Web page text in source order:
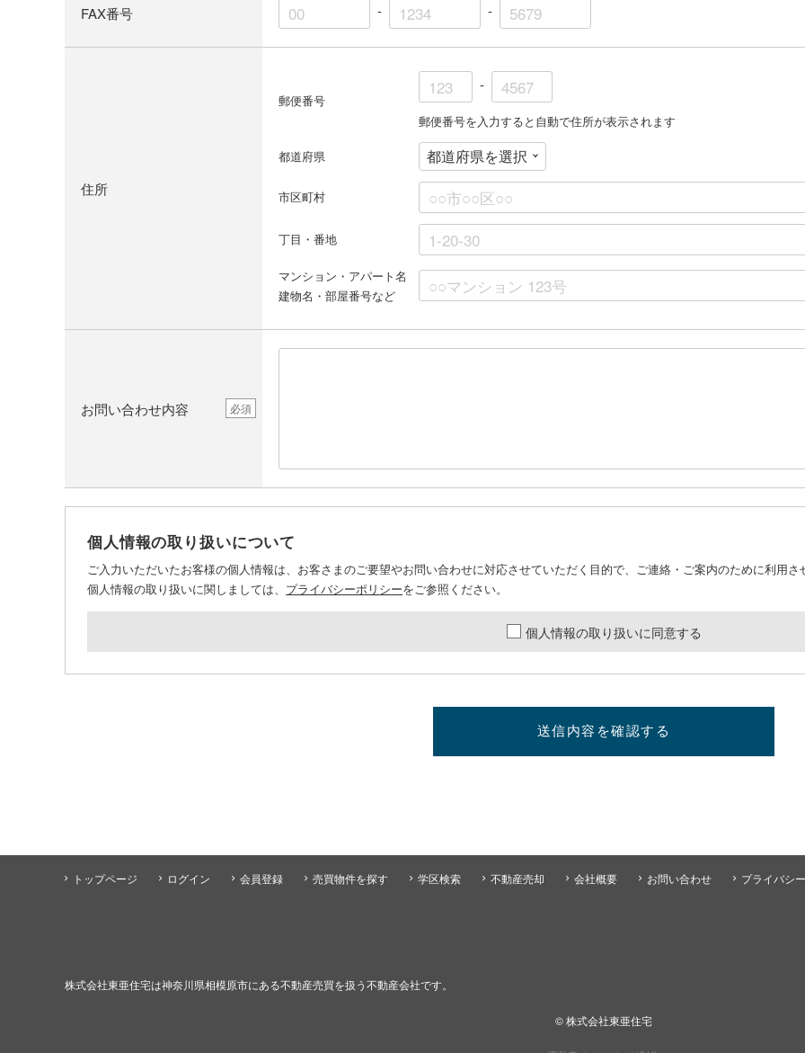
FAX番号 - -
住所
郵便番号
-
郵便番号を入力すると自動で住所が表示されます
都道府県
市区町村
丁目・番地
マンション・アパート名
建物名・部屋番号など
お問い合わせ内容 必須
個人情報の取り扱いについて
ご入力いただいたお客様の個人情報は、お客さまのご要望やお問い合わせに対応させていただく目的で、ご連絡・ご案内のために利用さ
個人情報の取り扱いに関しましては、 プライバシーポリシーをご参照ください。
個人情報の取り扱いに同意する
送信内容を確認する
トップページ ログイン 会員登録 売買物件を探す 学区検索 不動産売却 会社概要 お問い合わせ プライバシ
株式会社東亜住宅は神奈川県相模原市にある不動産売買を扱う不動産会社です。
© 株式会社東亜住宅